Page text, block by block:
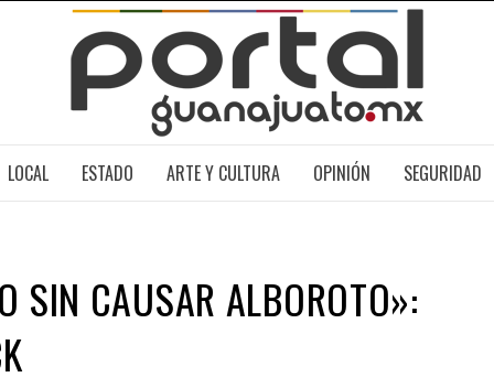
LOCAL ESTADO ARTE Y CULTURA OPINIÓN SEGURIDAD
SIN CAUSAR ALBOROTO»: